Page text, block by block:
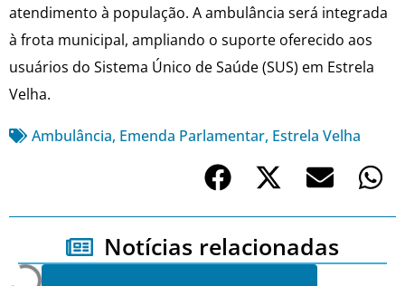
atendimento à população. A ambulância será integrada
à frota municipal, ampliando o suporte oferecido aos
usuários do Sistema Único de Saúde (SUS) em Estrela
Velha.
Ambulância, Emenda Parlamentar, Estrela Velha
Notícias relacionadas